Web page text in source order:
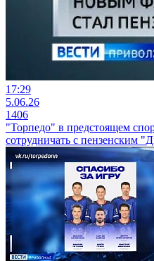
17:29
5.06.26
1406
"Торпедо" в предстоящем
сотрудничать с пензенским